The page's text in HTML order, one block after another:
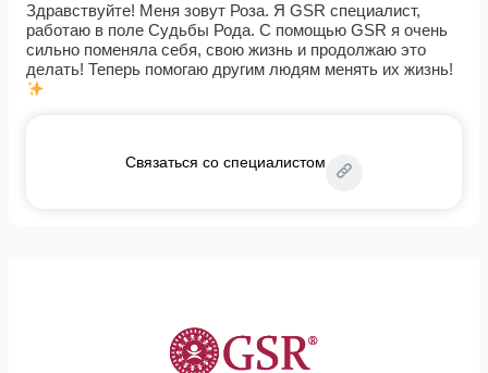
Здравствуйте! Меня зовут Роза. Я GSR специалист,
работаю в поле Судьбы Рода. С помощью GSR я очень
сильно поменяла себя, свою жизнь и продолжаю это
делать! Теперь помогаю другим людям менять их жизнь!
Связаться со специалистом